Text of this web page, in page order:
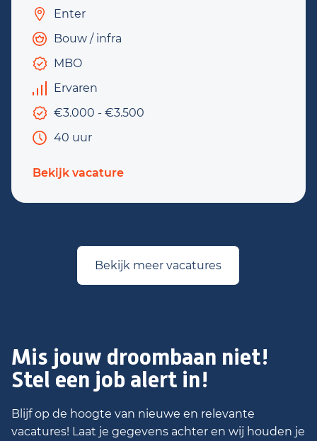
Enter
Bouw / infra
MBO
Ervaren
€3.000 - €3.500
40 uur
Bekijk vacature
Bekijk meer vacatures
Mis jouw droombaan niet!
Stel een job alert in!
Blijf op de hoogte van nieuwe en relevante
vacatures! Laat je gegevens achter en wij houden je